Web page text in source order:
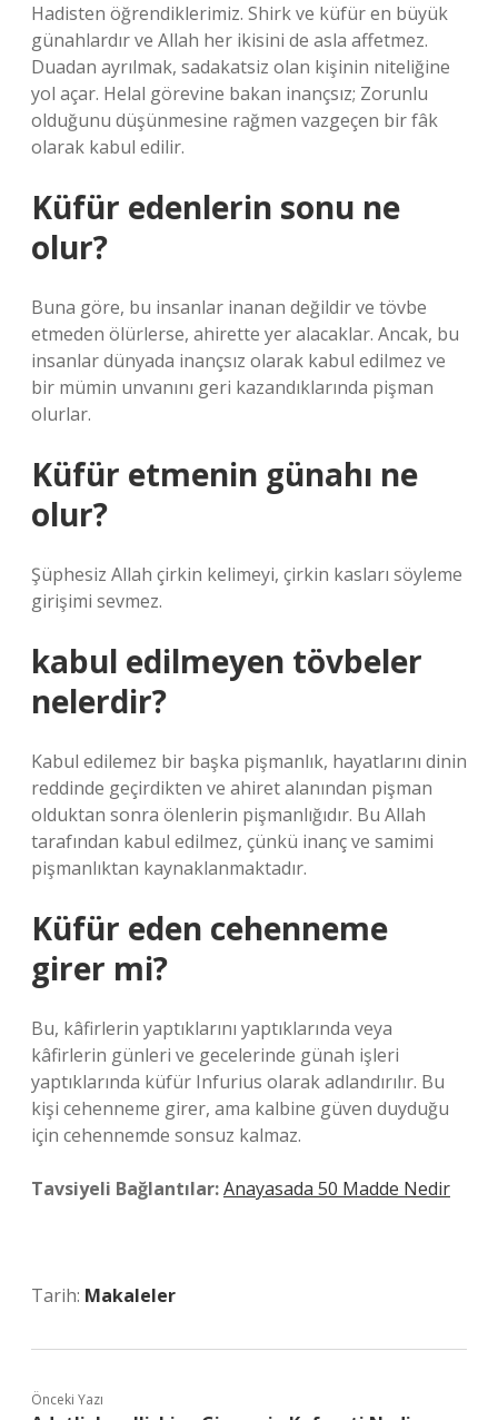
Hadisten öğrendiklerimiz. Shirk ve küfür en büyük
günahlardır ve Allah her ikisini de asla affetmez.
Duadan ayrılmak, sadakatsiz olan kişinin niteliğine
yol açar. Helal görevine bakan inançsız; Zorunlu
olduğunu düşünmesine rağmen vazgeçen bir fâk
olarak kabul edilir.
Küfür edenlerin sonu ne
olur?
Buna göre, bu insanlar inanan değildir ve tövbe
etmeden ölürlerse, ahirette yer alacaklar. Ancak, bu
insanlar dünyada inançsız olarak kabul edilmez ve
bir mümin unvanını geri kazandıklarında pişman
olurlar.
Küfür etmenin günahı ne
olur?
Şüphesiz Allah çirkin kelimeyi, çirkin kasları söyleme
girişimi sevmez.
kabul edilmeyen tövbeler
nelerdir?
Kabul edilemez bir başka pişmanlık, hayatlarını dinin
reddinde geçirdikten ve ahiret alanından pişman
olduktan sonra ölenlerin pişmanlığıdır. Bu Allah
tarafından kabul edilmez, çünkü inanç ve samimi
pişmanlıktan kaynaklanmaktadır.
Küfür eden cehenneme
girer mi?
Bu, kâfirlerin yaptıklarını yaptıklarında veya
kâfirlerin günleri ve gecelerinde günah işleri
yaptıklarında küfür Infurius olarak adlandırılır. Bu
kişi cehenneme girer, ama kalbine güven duyduğu
için cehennemde sonsuz kalmaz.
Tavsiyeli Bağlantılar:Anayasada 50 Madde Nedir
Tarih: Makaleler
Önceki Yazı